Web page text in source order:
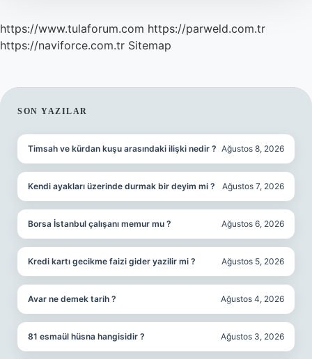
https://www.tulaforum.com https://parweld.com.tr
https://naviforce.com.tr Sitemap
SIDEBAR
SON YAZILAR
Timsah ve kürdan kuşu arasındaki ilişki nedir ? Ağustos 8, 2026
Kendi ayakları üzerinde durmak bir deyim mi ? Ağustos 7, 2026
Borsa İstanbul çalışanı memur mu ? Ağustos 6, 2026
Kredi kartı gecikme faizi gider yazilir mi ? Ağustos 5, 2026
Avar ne demek tarih ? Ağustos 4, 2026
81 esmaül hüsna hangisidir ? Ağustos 3, 2026